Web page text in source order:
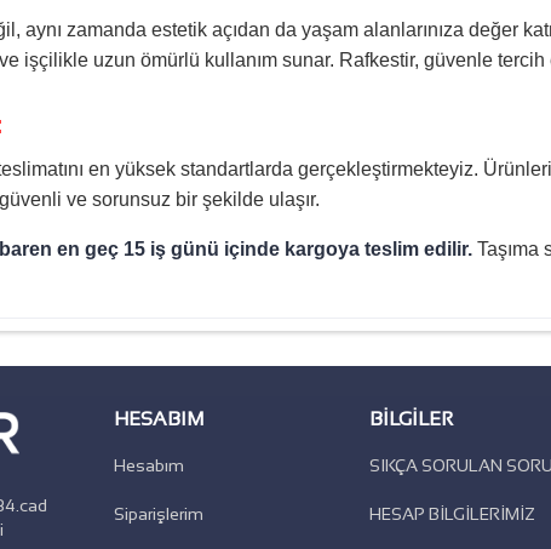
aynı zamanda estetik açıdan da yaşam alanlarınıza değer
işçilikle uzun ömürlü kullanım sunar. Rafkestir, güvenle
en yüksek standartlarda gerçekleştirmekteyiz.
ve sorunsuz bir şekilde ulaşır.
en geç 15 iş günü içinde kargoya teslim edilir. Taşıma
HESABIM
Hesabım
Siparişlerim
BILGILER
SIKÇA SORULAN
HESAP BİLGİLERİMİZ